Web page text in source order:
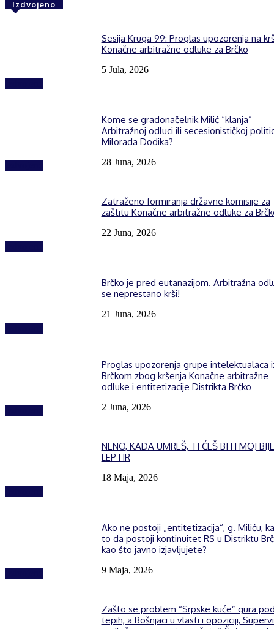
Izdvojeno
Sesija Kruga 99: Proglas upozorenja na
Konačne arbitražne odluke za Brčko
5 Jula, 2026
Kome se gradonačelnik Milić “klanja”
Arbitražnoj odluci ili secesionističkoj
Milorada Dodika?
28 Juna, 2026
Zatraženo formiranja državne komisije za
zaštitu Konačne arbitražne odluke za
22 Juna, 2026
Brčko je pred eutanazijom. Arbitražna
se neprestano krši!
21 Juna, 2026
Proglas upozorenja grupe intelektualaca
Brčkom zbog kršenja Konačne arbitražne
odluke i entitetizacije Distrikta Brčko
2 Juna, 2026
NENO, KADA UMREŠ, TI ĆEŠ BITI MOJ
LEPTIR
18 Maja, 2026
Ako ne postoji „entitetizacija“, g. Miliću,
to da postoji kontinuitet RS u Distriktu
kao što javno izjavljujete?
9 Maja, 2026
Zašto se problem “Srpske kuće” gura
tepih, a Bošnjaci u vlasti i opoziciji,